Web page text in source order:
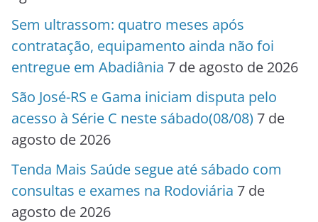
Sem ultrassom: quatro meses após
contratação, equipamento ainda não foi
entregue em Abadiânia 7 de agosto de 2026
São José-RS e Gama iniciam disputa pelo
acesso à Série C neste sábado(08/08) 7 de
agosto de 2026
Tenda Mais Saúde segue até sábado com
consultas e exames na Rodoviária 7 de
agosto de 2026